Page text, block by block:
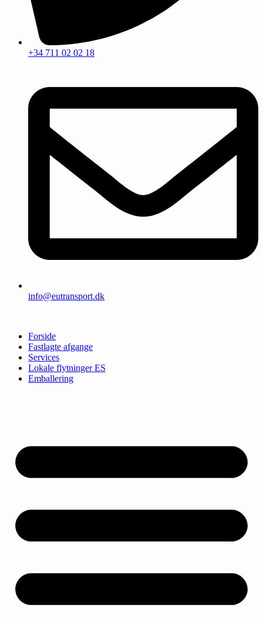
+34 711 02 02 18
info@eutransport.dk
Forside
Fastlagte afgange
Services
Lokale flytninger ES
Emballering